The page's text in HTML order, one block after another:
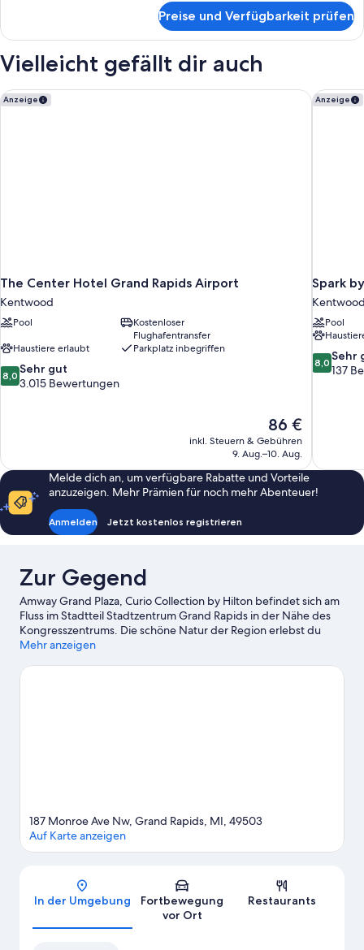
Smoking
(Roll-
in
Shower)
anzeigen
2
Beds,
Non
Smoking
Preise und Verfügbarkeit prüfen
Vielleicht gefällt dir auch
Anzeige
The Center Hotel Grand Rapids Airport
Kentwood
Pool
Kostenloser
Flughafentransfer
Haustiere erlaubt
Parkplatz inbegriffen
8.0
von
8,0 Sehr gut
3.015 Bewertungen
Der
Preis
beträgt
86 €
inkl. Steuern & Gebühren
9. Aug.–10. Aug.
The Center Hotel Grand Rapids Airport Anzeige
Spark
Pool
8.0
von
8,0 Sehr
137
Spark
Melde dich an, um verfügbare Rabatte und Vorteile
anzuzeigen. Mehr Prämien für noch mehr Abenteuer!
Anmelden Jetzt kostenlos registrieren
Zur Gegend
Amway Grand Plaza, Curio Collection by Hilton befindet sich am
Fluss im Stadtteil Stadtzentrum Grand Rapids in der Nähe des
Kongresszentrums. Die schöne Natur der Region erlebst du
hier: Frederik Meijer Gardens and Sculpture Park (Botanischer
Wenn du dagegen eher kulturell interessiert bist, ist Folgendes
Mehr anzeigen
Karte
187 Monroe Ave Nw, Grand Rapids, MI, 49503
Auf Karte anzeigen
In der Umgebung
Fortbewegung
vor Ort
Restaurants